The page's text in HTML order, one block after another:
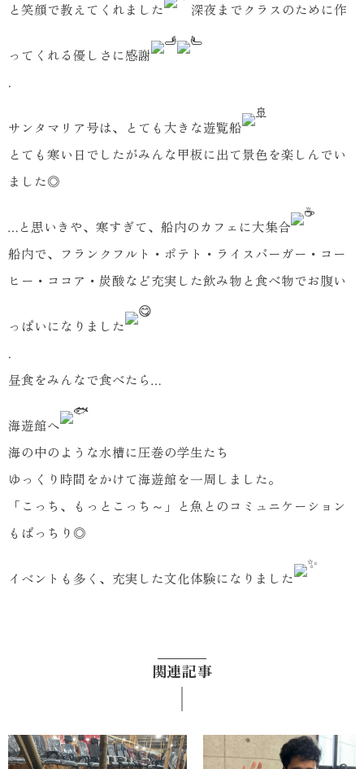
と笑顔で教えてくれました 深夜までクラスのために作
ってくれる優しさに感謝
.
サンタマリア号は、とても大きな遊覧船
とても寒い日でしたがみんな甲板に出て景色を楽しんでい
ました◎
…と思いきや、寒すぎて、船内のカフェに大集合
船内で、フランクフルト・ポテト・ライスバーガー・コー
ヒー・ココア・炭酸など充実した飲み物と食べ物でお腹い
っぱいになりました
.
昼食をみんなで食べたら…
海遊館へ
海の中のような水槽に圧巻の学生たち
ゆっくり時間をかけて海遊館を一周しました。
「こっち、もっとこっち～」と魚とのコミュニケーション
もばっちり◎
イベントも多く、充実した文化体験になりました
関連記事